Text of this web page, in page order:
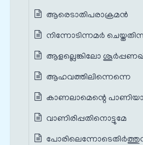
ആരെടാതിപരാക്രമൻ
നിന്നോടിന്നമർ
ആളല്ലെങ്കിലോ
ആഹവത്തിലിന്നെന്നെ
കാണലാമെന്റെ
വാണിരിപ്പതിനൊട്ടുമേ